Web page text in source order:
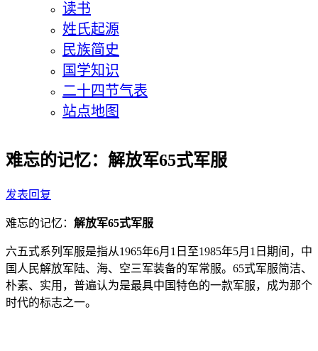
读书
姓氏起源
民族简史
国学知识
二十四节气表
站点地图
难忘的记忆：解放军65式军服
发表回复
难忘的记忆： 解放军65式军服
六五式系列军服是指从1965年6月1日至1985年5月1日期间，中
国人民解放军陆、海、空三军装备的军常服。65式军服简洁、
朴素、实用，普遍认为是最具中国特色的一款军服，成为那个
时代的标志之一。